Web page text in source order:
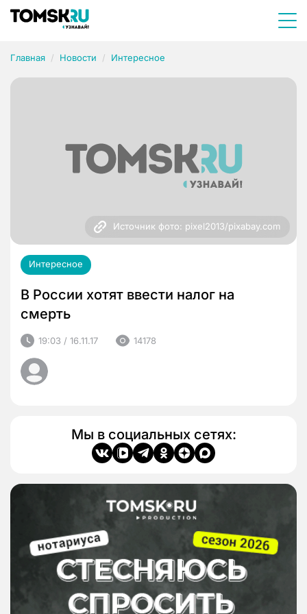
Главная Новости Интересное
Источник фото: pixel2013/pixabay.com
Интересное
В России хотят ввести налог на
смерть
19:03 / 16.11.17 14178
Мы в социальных сетях: